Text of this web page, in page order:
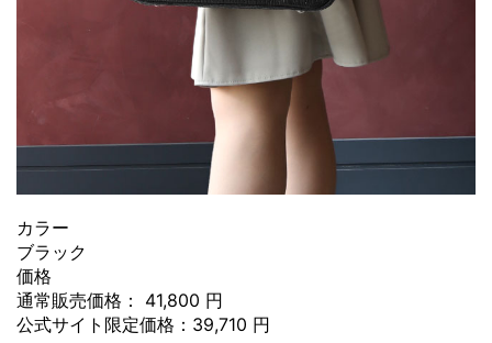
カラー
ブラック
価格
通常販売価格： 41,800 円
公式サイト限定価格：39,710 円